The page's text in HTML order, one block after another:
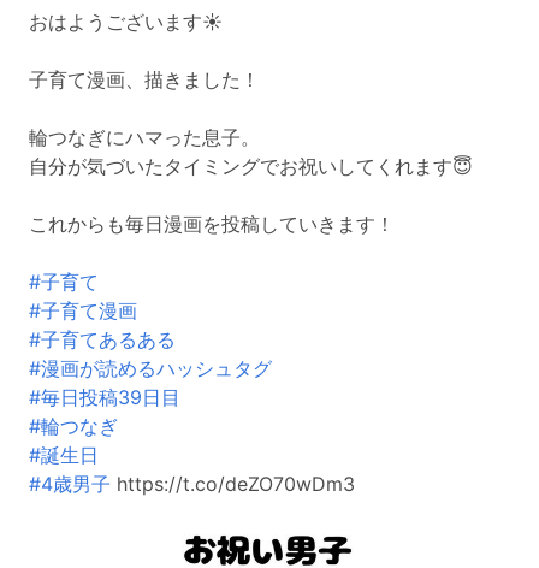
おはようございます☀️
子育て漫画、描きました！
輪つなぎにハマった息子。
自分が気づいたタイミングでお祝いしてくれます😇
これからも毎日漫画を投稿していきます！
#子育て
#子育て漫画
#子育てあるある
#漫画が読めるハッシュタグ
#毎日投稿39日目
#輪つなぎ
#誕生日
#4歳男子 https://t.co/deZO70wDm3